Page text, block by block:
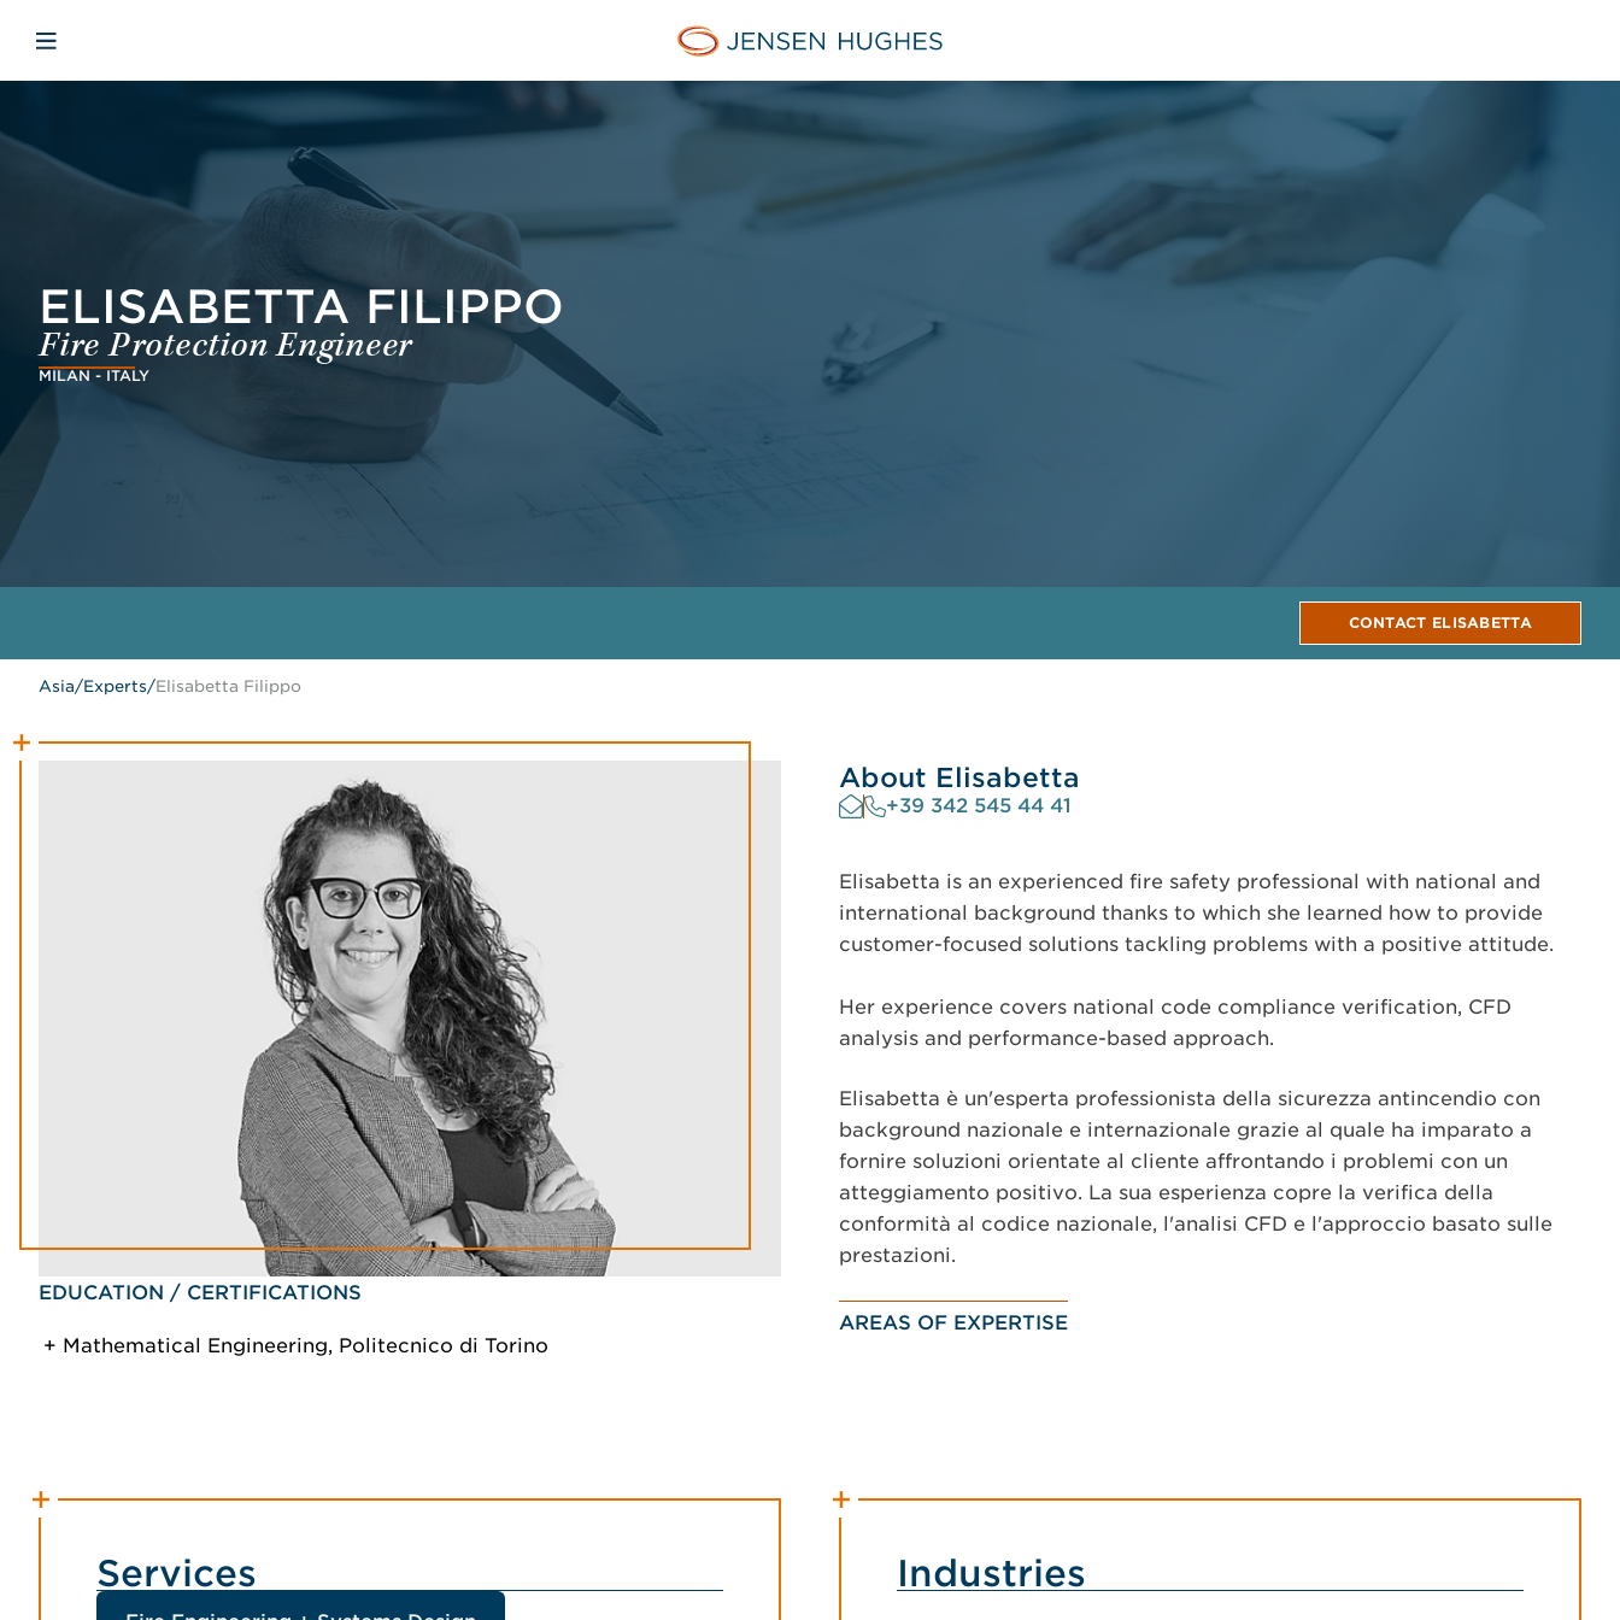
Jensen Hughes Asia
Open mobile navigation
ELISABETTA FILIPPO
Fire Protection Engineer
MILAN - ITALY
CONTACT ELISABETTA
Asia/Experts/Elisabetta Filippo
EDUCATION / CERTIFICATIONS
Mathematical Engineering, Politecnico di Torino
About Elisabetta
+39 342 545 44 41
Elisabetta is an experienced fire safety professional with national and
international background thanks to which she learned how to provide
customer-focused solutions tackling problems with a positive attitude.
Her experience covers national code compliance verification, CFD
analysis and performance-based approach.
Elisabetta è un'esperta professionista della sicurezza antincendio con
background nazionale e internazionale grazie al quale ha imparato a
fornire soluzioni orientate al cliente affrontando i problemi con un
atteggiamento positivo. La sua esperienza copre la verifica della
conformità al codice nazionale, l'analisi CFD e l'approccio basato sulle
prestazioni.
AREAS OF EXPERTISE
Services Industries